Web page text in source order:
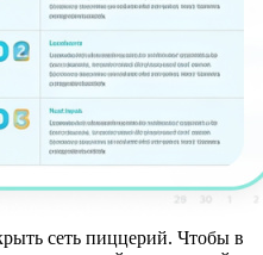
сеть пиццерий. Чтобы в